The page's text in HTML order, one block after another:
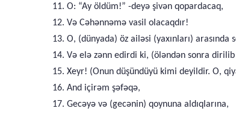
11. O: “Ay öldüm!” -deyə şivən qopardacaq,
12. Və Cəhənnəmə vasil olacaqdır!
13. O, (dünyada) öz ailəsi (yaxınları) arasında
14. Və elə zənn edirdi ki, (öləndən sonra dirilib
15. Xeyr! (Onun düşündüyü kimi deyildir. O,
16. And içirəm şəfəqə,
17. Gecəyə və (gecənin) qoynuna aldıqlarına,